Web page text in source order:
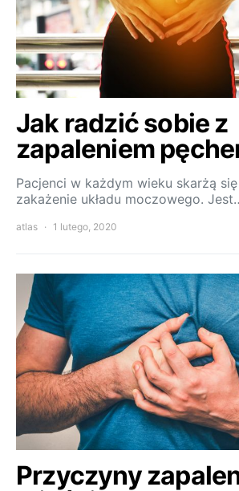
Jak radzić sobie z
zapaleniem
Pacjenci w każdym wieku skarżą
zakażenie układu moczowego.
atlas 1 lutego, 2020
Przyczyny